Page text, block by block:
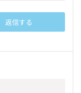
返信する